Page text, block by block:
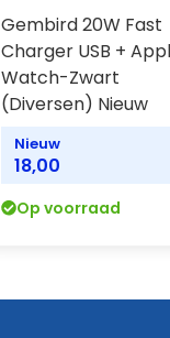
Gembird 20W Fast
Charger USB +
Watch-Zwart
(Diversen) Nieuw
Nieuw
18,00
Op voorraad